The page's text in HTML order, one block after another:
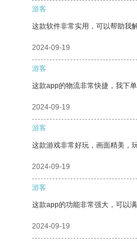
游客
这款软件非常实用，可以帮助我
2024-09-19
游客
这款app的物流非常快捷，我下
2024-09-19
游客
这款游戏非常好玩，画面精美，
2024-09-19
游客
这款app的功能非常强大，可以
2024-09-19